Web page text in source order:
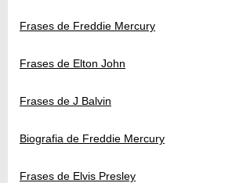
Frases de Freddie Mercury
Frases de Elton John
Frases de J Balvin
Biografia de Freddie Mercury
Frases de Elvis Presley